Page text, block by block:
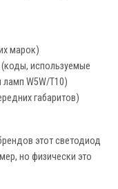
марок)
(коды, используемые
W5W/T10)
габаритов)
этот светодиод
но физически это